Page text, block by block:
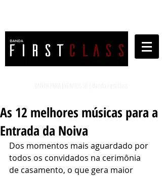
As 12 melhores músicas para a
Entrada da Noiva
Dos momentos mais aguardado por
todos os convidados na cerimônia
de casamento, o que gera maior